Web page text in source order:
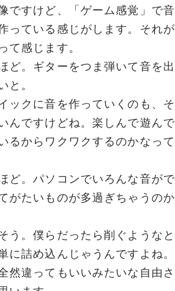
ですけど、「ゲーム感覚」で音
っている感じがします。それが
て感じます。
ど。ギターをつま弾いて音を出
と。
ックに音を作っていくのも、そ
んですけどね。楽しんで遊んで
るからワクワクするのかなって
ど。パソコンでいろんな音がで
がたいものが多過ぎちゃうのか
う。僕らだったら削ぐようなと
に詰め込んじゃうんですよね。
然違ってもいいみたいな自由さ